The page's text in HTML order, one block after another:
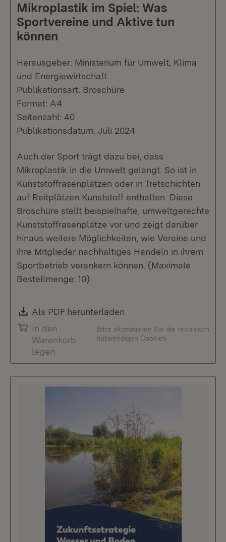
Mikroplastik im Spiel: Was
Sportvereine und Aktive tun
können
Herausgeber: Ministerium für Umwelt, Klima
und Energiewirtschaft
Publikationsart: Broschüre
Format: A4
Seitenzahl: 40
Publikationsdatum: Juli 2024
Auch der Sport trägt dazu bei, dass
Mikroplastik in die Umwelt gelangt. So ist in
Kunststoffrasenplätzen oder in Tretschichten
auf Reitplätzen Kunststoff enthalten. Diese
Broschüre stellt beispielhafte, umweltgerechte
Kunststoffrasenplätze vor und zeigt darüber
hinaus weitere Möglichkeiten, wie Vereine und
ihre Mitglieder nachhaltiges Handeln in ihrem
Sportbetrieb verankern können. (Maximale
Bestellmenge: 10)
Download:
Als PDF herunterladen
In den
Warenkorb
legen
Bitte akzeptieren Sie die technisch
notwendigen Cookies